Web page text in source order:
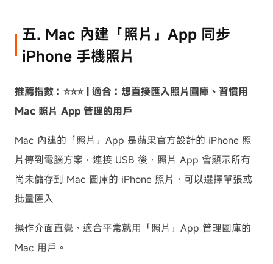
五. Mac 內建「照片」App 同步
iPhone 手機照片
推薦指數：⭐⭐⭐ | 適合：想直接匯入照片圖庫、習慣用
Mac 照片 App 管理的用戶
Mac 內建的「照片」App 是蘋果官方設計的 iPhone 照
片傳到電腦方案，連接 USB 後，照片 App 會顯示所有
尚未儲存到 Mac 圖庫的 iPhone 照片，可以選擇單張或
批量匯入
操作介面直覺，適合平常就用「照片」App 管理圖庫的
Mac 用戶。